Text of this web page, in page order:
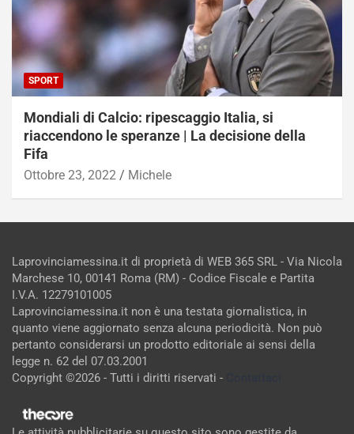
SPORT
Mondiali di Calcio: ripescaggio Italia, si
riaccendono le speranze | La decisione della
Fifa
Ottobre 23, 2022 Michele
Laprovinciamessina.it di proprietà di WEB 365 SRL - Via Nicola
Marchese 10, 00141 Roma (RM) - Codice Fiscale e Partita
I.V.A. 12279101005
Laprovinciamessina.it non è una testata giornalistica, in
quanto viene aggiornato senza alcuna periodicità. Non può
pertanto considerarsi un prodotto editoriale ai sensi della
legge n. 62 del 07.03.2001
Copyright ©2026 - Tutti i diritti riservati -